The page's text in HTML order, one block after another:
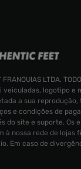
AO
LTDA.
veiculadas, logotipo e
a sua
e condições de
do site e suporte. Os
à nossa rede de lojas
Em caso de